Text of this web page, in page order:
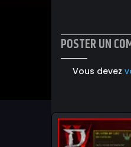
POSTER UN
Vous devez